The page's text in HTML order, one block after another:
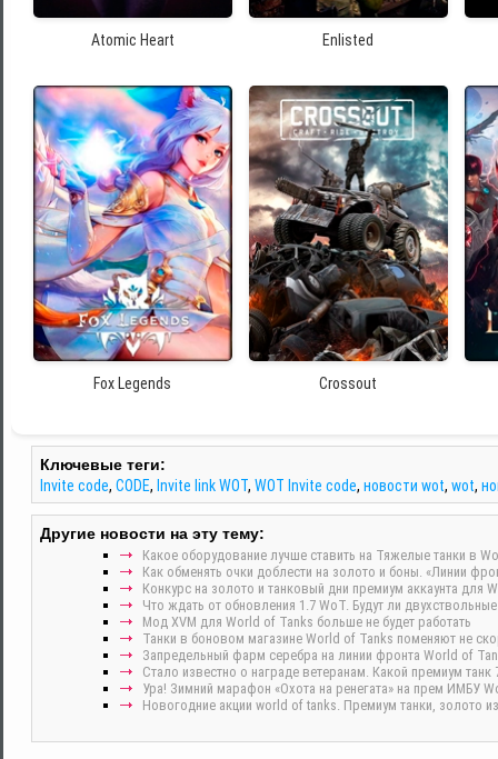
Atomic Heart Enlisted
Fox Legends Crossout
Ключевые теги:
Invite code, CODE, Invite link WOT, WOT Invite code, новости wot, wot,
Другие новости на эту тему:
Какое оборудование лучше ставить на Тяжелые танки в
Как обменять очки доблести на золото и боны. «Линии
Конкурс на золото и танковый дни премиум аккаунта для
Что ждать от обновления 1.7 WoT. Будут ли двухствольные
Мод XVM для World of Tanks больше не будет работать
Танки в боновом магазине World of Tanks поменяют не
Запредельный фарм серебра на линии фронта World of
Стало известно о награде ветеранам. Какой премиум танк
Ура! Зимний марафон «Охота на ренегата» на прем ИМБУ
Новогодние акции world of tanks. Премиум танки, золото